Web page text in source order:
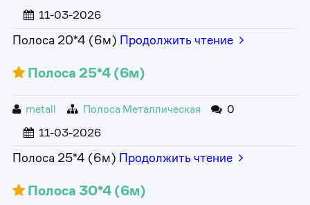
11-03-2026
Полоса 20*4 (6м) Продолжить чтение
Полоса 25*4 (6м)
metall Полоса Металлическая
0
11-03-2026
Полоса 25*4 (6м) Продолжить чтение
Полоса 30*4 (6м)